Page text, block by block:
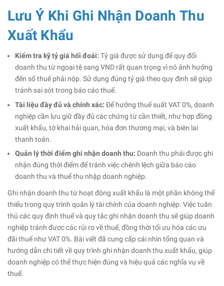
Lưu Ý Khi Ghi Nhận Doanh Thu
Xuất Khẩu
Kiểm tra kỹ tỷ giá hối đoái: Tỷ giá được sử dụng để quy đổi
doanh thu từ ngoại tệ sang VND rất quan trọng vì nó ảnh hưởng
đến số thuế phải nộp. Sử dụng đúng tỷ giá theo quy định sẽ giúp
tránh sai sót trong báo cáo thuế.
Tài liệu đầy đủ và chính xác: Để hưởng thuế suất VAT 0%, doanh
nghiệp cần lưu giữ đầy đủ các chứng từ cần thiết, như hợp đồng
xuất khẩu, tờ khai hải quan, hóa đơn thương mại, và biên lai
thanh toán.
Quản lý thời điểm ghi nhận doanh thu: Doanh thu phải được ghi
nhận đúng thời điểm để tránh việc chênh lệch giữa báo cáo
doanh thu và thuế thu nhập doanh nghiệp.
Ghi nhận doanh thu từ hoạt động xuất khẩu là một phần không thể
thiếu trong quy trình quản lý tài chính của doanh nghiệp. Việc tuân
thủ các quy định thuế và quy tắc ghi nhận doanh thu sẽ giúp doanh
nghiệp tránh được các rủi ro về thuế, đồng thời tối ưu hóa các ưu
đãi thuế như VAT 0%. Bài viết đã cung cấp cái nhìn tổng quan và
hướng dẫn chi tiết về quy trình ghi nhận doanh thu xuất khẩu, giúp
doanh nghiệp có thể thực hiện đúng và hiệu quả các nghĩa vụ về
thuế.